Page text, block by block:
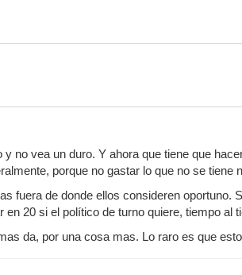
no vea un duro. Y ahora que tiene que
porque no gastar lo que no se tiene
fuera de donde ellos consideren oportuno.
20 si el político de turno quiere, tiempo al
da, por una cosa mas. Lo raro es que